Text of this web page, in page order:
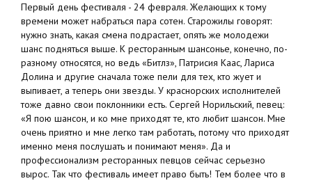
Первый день фестиваля - 24 февраля. Желающих к тому
времени может набраться пара сотен. Старожилы говорят:
нужно знать, какая смена подрастает, опять же молодежи
шанс подняться выше. К ресторанным шансонье, конечно, по-
разному относятся, но ведь «Битлз», Патрисия Каас, Лариса
Долина и другие сначала тоже пели для тех, кто жует и
выпивает, а теперь они звезды. У краснорских исполнителей
тоже давно свои поклонники есть. Сергей Норильский, певец:
«Я пою шансон, и ко мне приходят те, кто любит шансон. Мне
очень приятно и мне легко там работать, потому что приходят
именно меня послушать и понимают меня». Да и
профессионализм ресторанных певцов сейчас серьезно
вырос. Так что фестиваль имеет право быть! Тем более что в